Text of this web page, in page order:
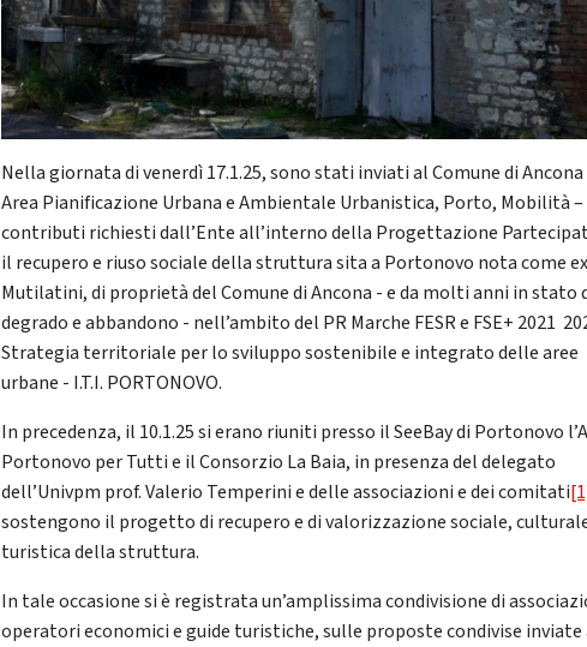
Nella giornata di venerdì 17.1.25, sono stati inviati al Comune di Ancona
Area Pianificazione Urbana e Ambientale Urbanistica, Porto, Mobilità –
contributi richiesti dall’Ente all’interno della Progettazione
il recupero e riuso sociale della struttura sita a Portonovo nota come ex
Mutilatini, di proprietà del Comune di Ancona - e da molti anni in stato
degrado e abbandono - nell’ambito del PR Marche FESR e FSE+ 2021
Strategia territoriale per lo sviluppo sostenibile e integrato delle aree
urbane - I.T.I. PORTONOVO.
In precedenza, il 10.1.25 si erano riuniti presso il SeeBay di Portonovo
Portonovo per Tutti e il Consorzio La Baia, in presenza del delegato
dell’Univpm prof. Valerio Temperini e delle associazioni e dei comitati
sostengono il progettodi recupero e di valorizzazione sociale,
turistica della struttura.
In tale occasione si è registrata un’amplissima condivisione di
operatori economici e guide turistiche, sulle proposte condivise inviate